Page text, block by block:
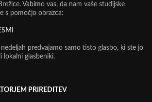
Vabimo vas, da nam vaše studijske
s pomočjo obrazca:
predvajamo samo tisto glasbo, ki ste jo
lokalni glasbeniki.
PRIREDITEV